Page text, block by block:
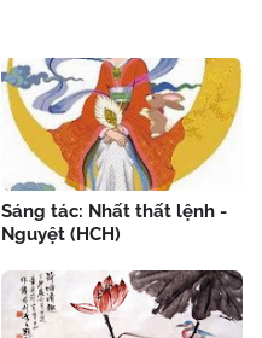
Sáng tác: Nhất thất lệnh -
Nguyệt (HCH)